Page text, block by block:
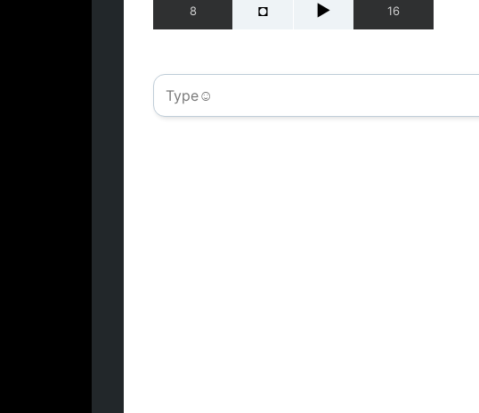
8 ◘ ► 16